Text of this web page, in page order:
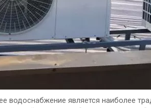
водоснабжение является наиболее